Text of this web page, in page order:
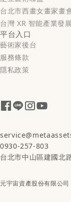
0930-257-803
台北市中山區建國北
元宇宙資產股份有限公
台北市西畫女畫家畫
台灣 XR 智能產業發
平台入口
藝術家後台
服務條款
隱私政策